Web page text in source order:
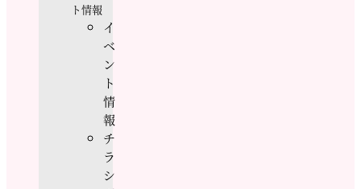
ト情報
イ
ベ
ン
ト
情
報
チ
ラ
シ